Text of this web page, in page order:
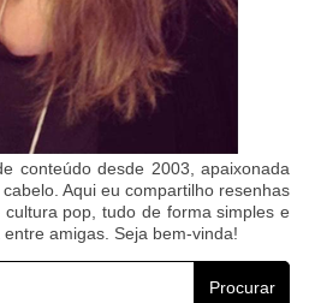
conteúdo desde 2003, apaixonada
Aqui eu compartilho resenhas
pop, tudo de forma simples e
amigas. Seja bem-vinda!
Procurar